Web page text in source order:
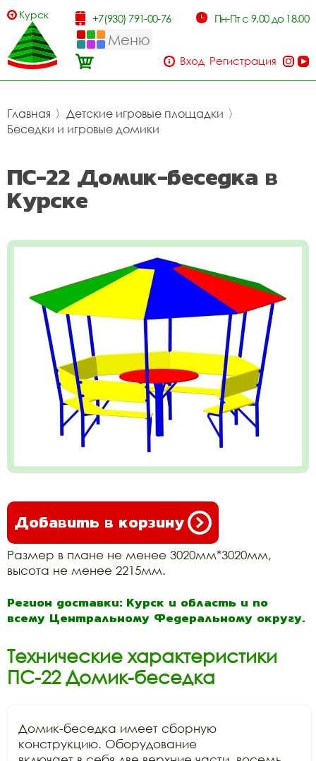
Курск +7(930) 791-00-76 Пн-Пт с 9.00 до 18.00
Меню
Вход Регистрация
Главная 〉 Детские игровые площадки 〉
Беседки и игровые домики
ПС-22 Домик-беседка в
Курске
Добавить в корзину
Размер в плане не менее 3020мм*3020мм,
высота не менее 2215мм.
Регион доставки: Курск и область и по
всему Центральному Федеральному округу.
Технические характеристики
ПС-22 Домик-беседка
Домик-беседка имеет сборную
конструкцию. Оборудование